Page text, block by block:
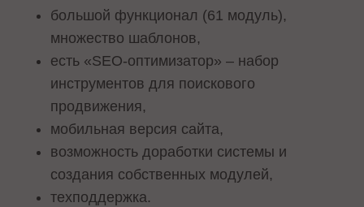
большой функционал (61 модуль),
множество шаблонов,
есть «SEO-оптимизатор» – набор
инструментов для поискового
продвижения,
мобильная версия сайта,
возможность доработки системы и
создания собственных модулей,
техподдержка.